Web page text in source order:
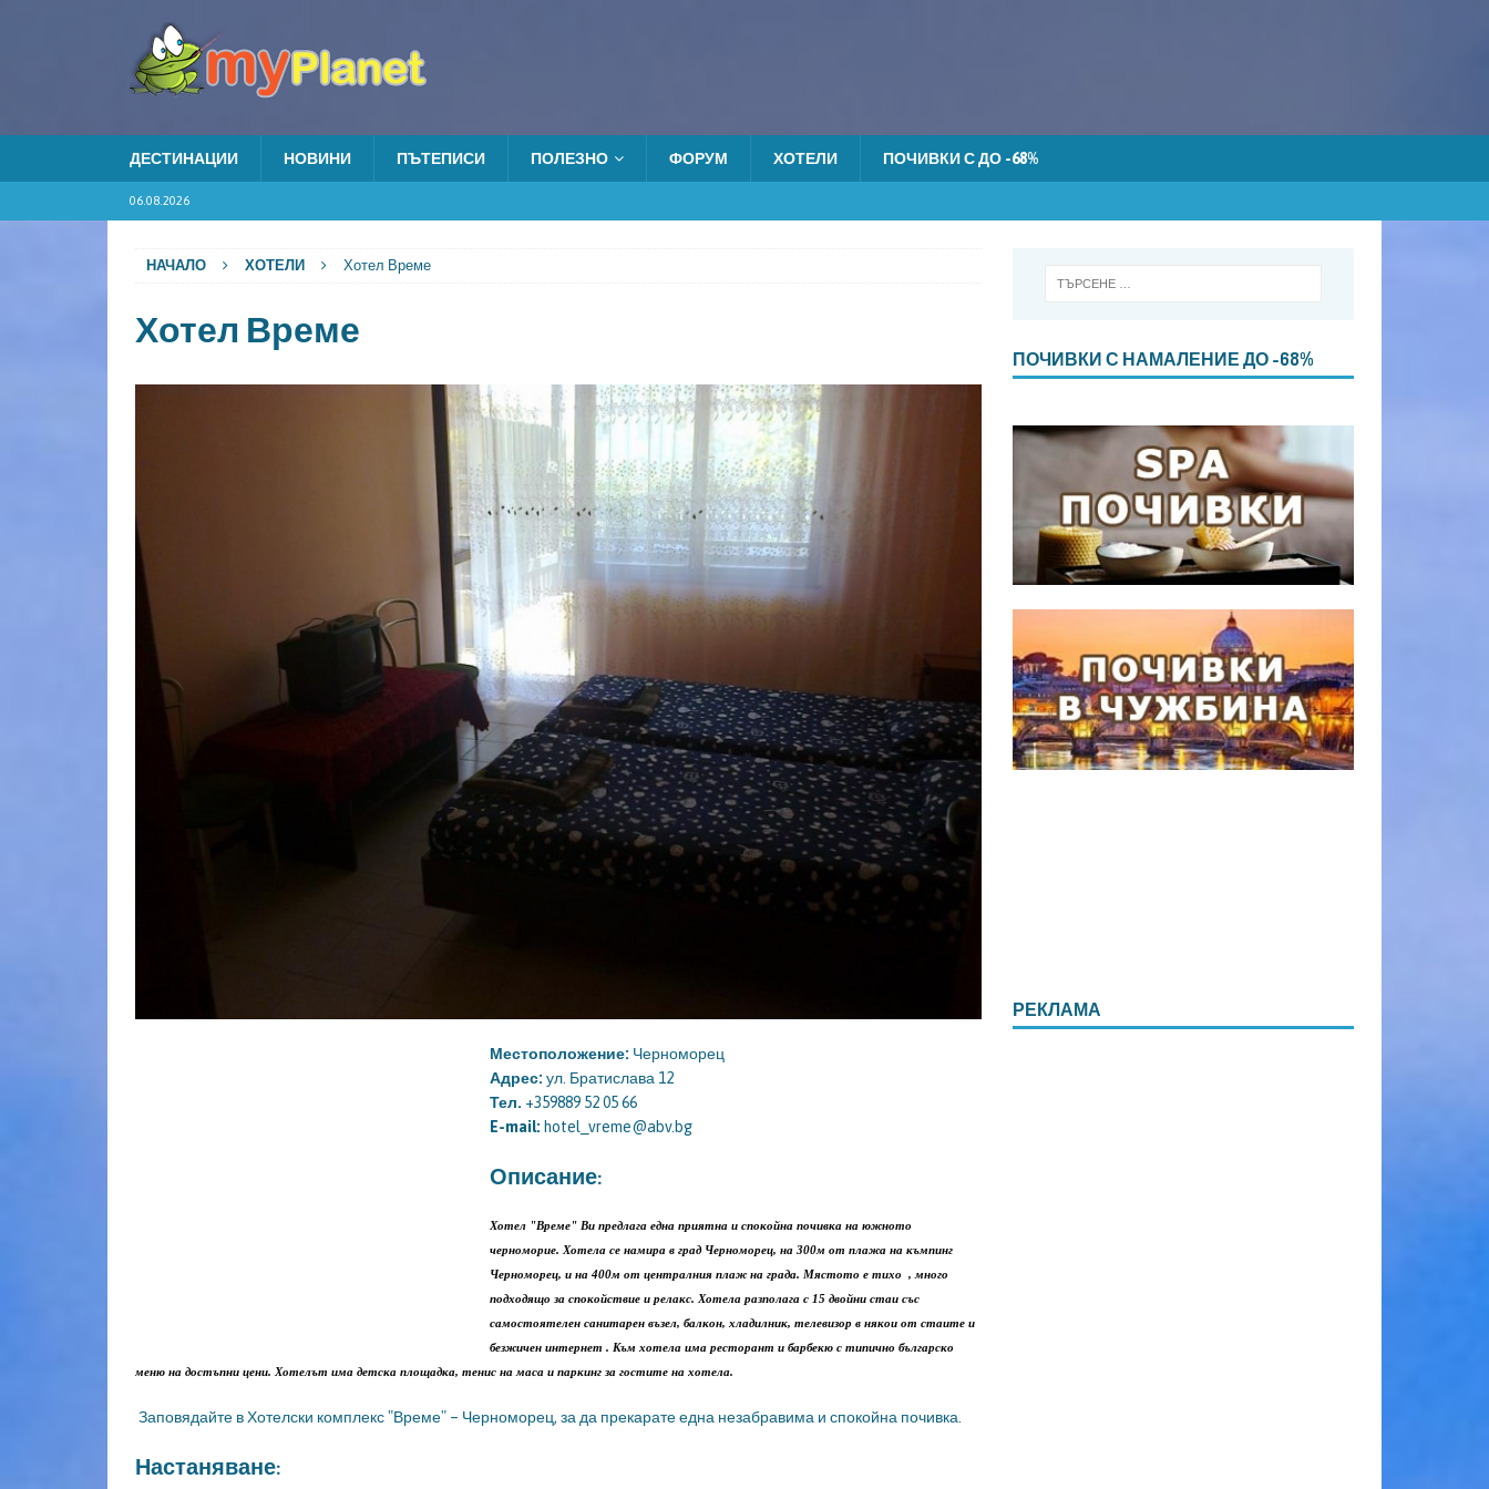
ДЕСТИНАЦИИ НОВИНИ ПЪТЕПИСИ ПОЛЕЗНО ФОРУМ ХОТЕЛИ ПОЧИВКИ С ДО -68%
06.08.2026
НАЧАЛО ХОТЕЛИ Хотел Време
Хотел Време
Местоположение: Черноморец
Адрес: ул. Братислава 12
Тел. +359889 52 05 66
E-mail: hotel_vreme@abv.bg
Описание:
Хотел "Време" Ви предлага една приятна и спокойна почивка на южното
черноморие. Хотела се намира в град Черноморец, на 300м от плажа на къмпинг
Черноморец, и на 400м от централния плаж на града. Мястото е тихо , много
подходящо за спокойствие и релакс. Хотела разполага с 15 двойни стаи със
самостоятелен санитарен възел, балкон, хладилник, телевизор в някои от стаите и
безжичен интернет . Към хотела има ресторант и барбекю с типично българско
меню на достъпни цени. Хотелът има детска площадка, тенис на маса и паркинг за гостите на хотела.
Заповядайте в Хотелски комплекс "Време" – Черноморец, за да прекарате една незабравима и спокойна почивка.
Настаняване:
ПОЧИВКИ С НАМАЛЕНИЕ ДО -68%
РЕКЛАМА